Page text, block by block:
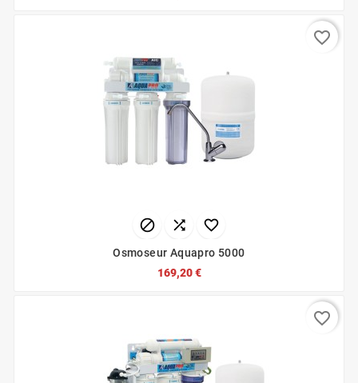
  
Osmoseur Aquapro 5000
169,20 €
favorite_border
favorite_border